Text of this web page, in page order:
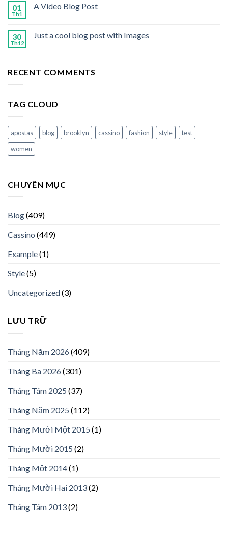
01
Th1
A Video Blog Post
30
Th12
Just a cool blog post with Images
RECENT COMMENTS
TAG CLOUD
apostas blog brooklyn cassino fashion style
test
women
CHUYÊN MỤC
Blog(409)
Cassino (449)
Example(1)
Style(5)
Uncategorized(3)
LƯU TRỮ
Tháng Năm 2026(409)
Tháng Ba 2026(301)
Tháng Tám 2025 (37)
Tháng Năm 2025 (112)
Tháng Mười Một 2015 (1)
Tháng Mười 2015 (2)
Tháng Một 2014(1)
Tháng Mười Hai 2013(2)
Tháng Tám 2013(2)